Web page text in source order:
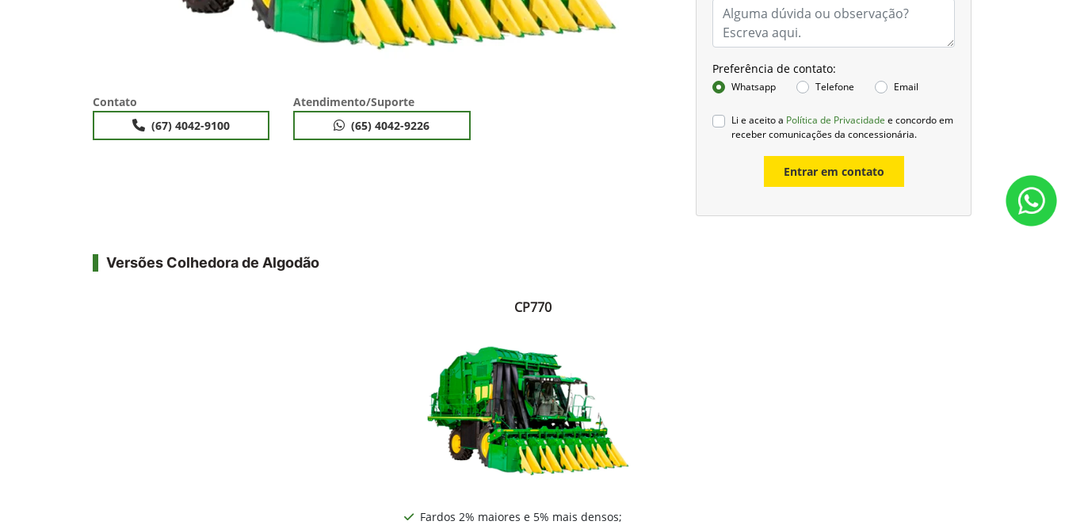
Preferência de contato:
Whatsapp Telefone Email
Li e aceito a Política de Privacidade e concordo em
receber comunicações da concessionária.
Entrar em contato
Contato
(67) 4042-9100
Atendimento/Suporte
(65) 4042-9226
Versões Colhedora de Algodão
CP770
Fardos 2% maiores e 5% mais densos;